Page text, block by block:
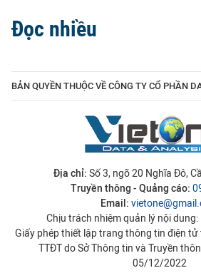
Đọc nhiều
BẢN QUYỀN THUỘC VỀ CÔNG TY CỔ PHẦN
Địa chỉ: Số 3, ngõ 20 Nghĩa Đô,
Truyền thông - Quảng cáo:
Email:
Chịu trách nhiệm quản lý nội dung:
Giấy phép thiết lập trang thông tin điện
TTĐT do Sở Thông tin và Truyền
05/12/2022